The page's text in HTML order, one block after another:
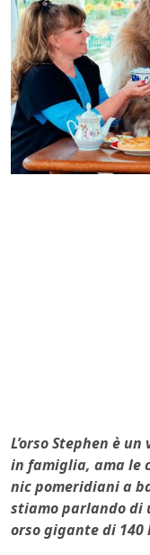
L’orso Stephen è
in famiglia, ama le
nic pomeridiani a
stiamo parlando di
orso gigante di